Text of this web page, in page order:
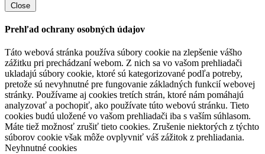
Close
Prehľad ochrany osobných údajov
Táto webová stránka používa súbory cookie na zlepšenie vášho
zážitku pri prechádzaní webom. Z nich sa vo vašom prehliadači
ukladajú súbory cookie, ktoré sú kategorizované podľa potreby,
pretože sú nevyhnutné pre fungovanie základných funkcií webovej
stránky. Používame aj cookies tretích strán, ktoré nám pomáhajú
analyzovať a pochopiť, ako používate túto webovú stránku. Tieto
cookies budú uložené vo vašom prehliadači iba s vaším súhlasom.
Máte tiež možnosť zrušiť tieto cookies. Zrušenie niektorých z týchto
súborov cookie však môže ovplyvniť váš zážitok z prehliadania.
Neyhnutné cookies